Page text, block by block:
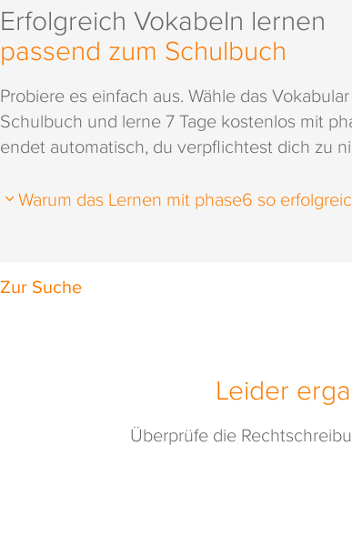
Erfolgreich Vokabeln lernen
passend zum Schulbuch
Probiere es einfach aus. Wähle das
Schulbuch und lerne 7 Tage kostenlos mit
endet automatisch, du verpflichtest dich zu
Warum das Lernen mit phase6 so
Leider
Überprüfe die